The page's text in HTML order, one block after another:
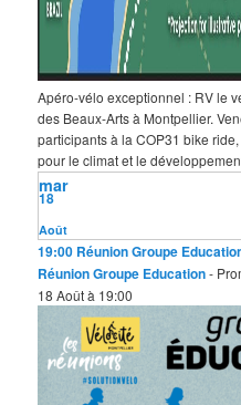
Apéro-vélo exceptionnel : RV le
des Beaux-Arts à Montpellier.
participants à la COP31 bike
pour le climat et le
Août
18
mar
19:00 Réunion Groupe
Réunion Groupe Education-
18 Août à 19:00